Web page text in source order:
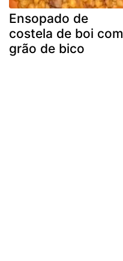
Ensopado de
costela de boi com
grão de bico